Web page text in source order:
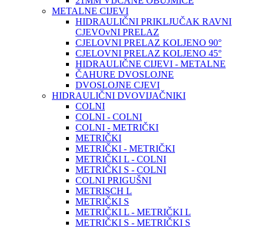
METALNE CIJEVI
HIDRAULIČNI PRIKLJUČAK RAVNI
CJEVOvNI PRELAZ
CJELOVNI PRELAZ KOLJENO 90°
CJELOVNI PRELAZ KOLJENO 45°
HIDRAULIČNE CIJEVI - METALNE
ČAHURE DVOSLOJNE
DVOSLOJNE CJEVI
HIDRAULIČNI DVOVIJAČNIKI
COLNI
COLNI - COLNI
COLNI - METRIČKI
METRIČKI
METRIČKI - METRIČKI
METRIČKI L - COLNI
METRIČKI S - COLNI
COLNI PRIGUŠNI
METRISCH L
METRIČKI S
METRIČKI L - METRIČKI L
METRIČKI S - METRIČKI S